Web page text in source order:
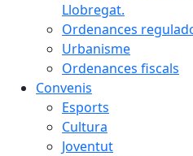
Llobregat.
Ordenances
Urbanisme
Ordenances fiscals
Convenis
Esports
Cultura
Joventut